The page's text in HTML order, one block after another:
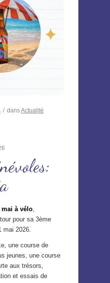
/ dansActualité
mai à vélo,
pour sa 3ème
mai 2026.
une course de
jeunes, une course
aux trésors,
et essais de